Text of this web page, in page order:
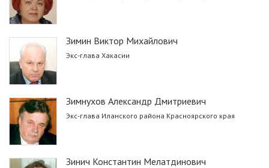
Зимин Виктор Михайлович
Экс-глава Хакасии
Зимнухов Александр Дмитриевич
Экс-глава Иланского района Красноярского края
Зинич Константин Мелатдинович